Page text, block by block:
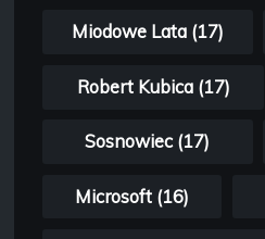
Miodowe Lata (17)
Robert Kubica (17)
Sosnowiec (17)
Microsoft (16)